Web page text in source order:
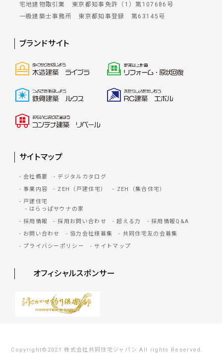
宅地建物取引業 東京都知事免許（1）第107686号
一級建築士事務所 東京都知事登録 第63145号
ブランドサイト
サイトマップ
会社概要
デジタルカタログ
事業内容
ZEH（戸建住宅）
ZEH（集合住宅）
戸建住宅
はらっぱサウナの家
採用情報
採用お問い合わせ 超える力
採用情報Q&A
お問い合わせ
協力会社様募集
共同住宅友の会募集
プライバシーポリシー
サイトマップ
オフィシャルスポンサー
Copyright©2021 株式会社共同住宅ジャパン All rights Reserved.